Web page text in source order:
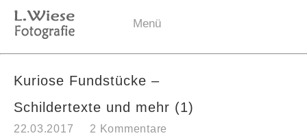
Menü
Kuriose Fundstücke –
Schildertexte und mehr (1)
22.03.2017 2 Kommentare